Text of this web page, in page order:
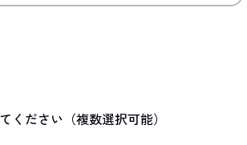
ください（複数選択可能）